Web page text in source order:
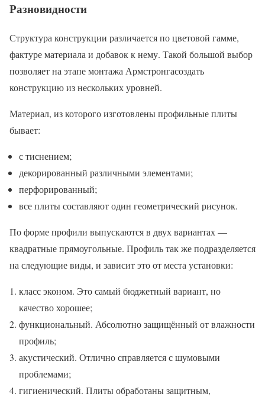
Разновидности
Структура конструкции различается по цветовой гамме,
фактуре материала и добавок к нему. Такой большой выбор
позволяет на этапе монтажа Армстронгасоздать
конструкцию из нескольких уровней.
Материал, из которого изготовлены профильные плиты
бывает:
с тиснением;
декорированный различными элементами;
перфорированный;
все плиты составляют один геометрический рисунок.
По форме профили выпускаются в двух вариантах —
квадратные прямоугольные. Профиль так же подразделяется
на следующие виды, и зависит это от места установки:
класс эконом. Это самый бюджетный вариант, но
качество хорошее;
функциональный. Абсолютно защищённый от влажности
профиль;
акустический. Отлично справляется с шумовыми
проблемами;
гигиенический. Плиты обработаны защитным,